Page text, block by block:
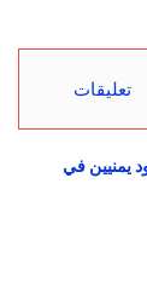
تعليقات
يقضي على حياة 8 جنود يمنيين في